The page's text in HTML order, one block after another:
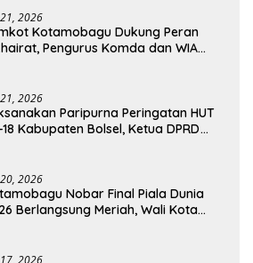
2026
Kotamobagu Dukung Peran
Pengurus Komda dan WIA
2026
Paripurna Peringatan HUT
Kabupaten Bolsel, Ketua DPRD
2026
Nobar Final Piala Dunia
Berlangsung Meriah, Wali Kota